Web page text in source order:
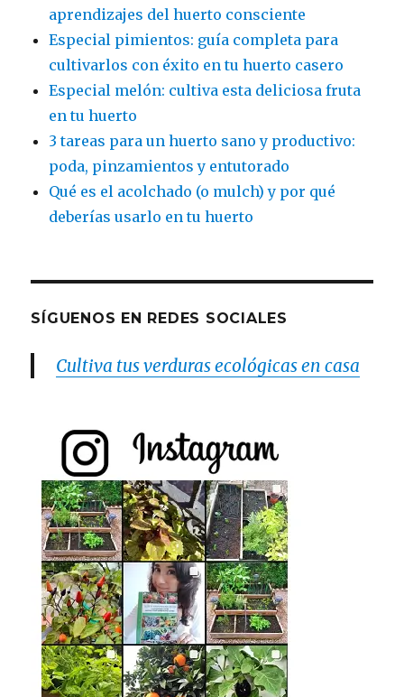
aprendizajes del huerto consciente
Especial pimientos: guía completa para
cultivarlos con éxito en tu huerto casero
Especial melón: cultiva esta deliciosa fruta
en tu huerto
3 tareas para un huerto sano y productivo:
poda, pinzamientos y entutorado
Qué es el acolchado (o mulch) y por qué
deberías usarlo en tu huerto
SÍGUENOS EN REDES SOCIALES
Cultiva tus verduras ecológicas en casa